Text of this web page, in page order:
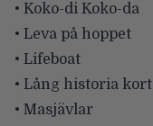
• Koko-di Koko-da
• Leva på hoppet
• Lifeboat
• Lång historia kort
• Masjävlar